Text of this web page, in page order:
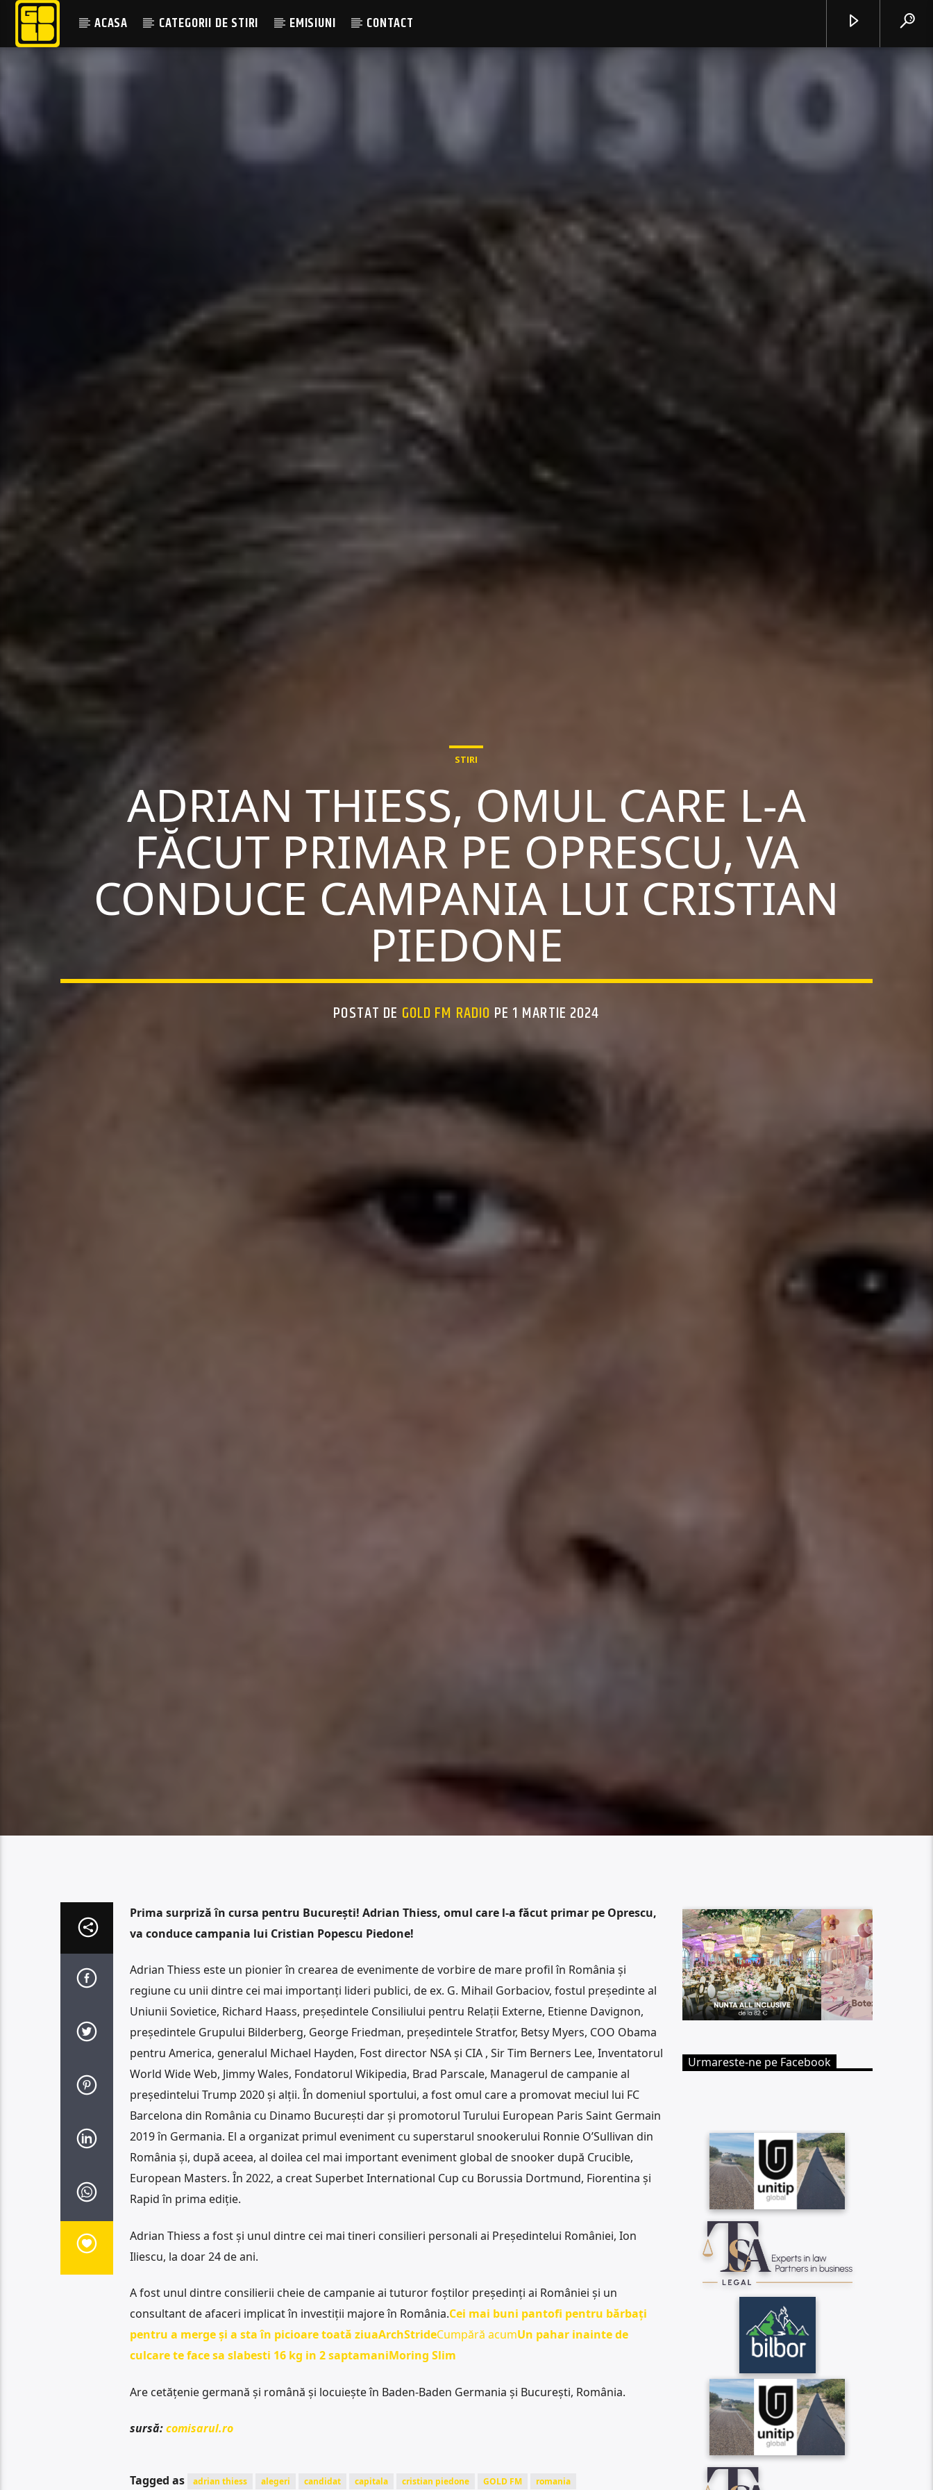
ACASA CATEGORII DE STIRI EMISIUNI CONTACT
STIRI
ADRIAN THIESS, OMUL CARE L-A
FĂCUT PRIMAR PE OPRESCU, VA
CONDUCE CAMPANIA LUI CRISTIAN
PIEDONE
POSTAT DE GOLD FM RADIO PE 1 MARTIE 2024
Prima surpriză în cursa pentru București! Adrian Thiess, omul care l-a făcut primar pe Oprescu,
va conduce campania lui Cristian Popescu Piedone!
Adrian Thiess este un pionier în crearea de evenimente de vorbire de mare profil în România și
regiune cu unii dintre cei mai importanți lideri publici, de ex. G. Mihail Gorbaciov, fostul președinte al
Uniunii Sovietice, Richard Haass, președintele Consiliului pentru Relații Externe, Etienne Davignon,
președintele Grupului Bilderberg, George Friedman, președintele Stratfor, Betsy Myers, COO Obama
pentru America, generalul Michael Hayden, Fost director NSA și CIA , Sir Tim Berners Lee, Inventatorul
World Wide Web, Jimmy Wales, Fondatorul Wikipedia, Brad Parscale, Managerul de campanie al
președintelui Trump 2020 și alții. În domeniul sportului, a fost omul care a promovat meciul lui FC
Barcelona din România cu Dinamo București dar și promotorul Turului European Paris Saint Germain
2019 în Germania. El a organizat primul eveniment cu superstarul snookerului Ronnie O’Sullivan din
România și, după aceea, al doilea cel mai important eveniment global de snooker după Crucible,
European Masters. În 2022, a creat Superbet International Cup cu Borussia Dortmund, Fiorentina și
Rapid în prima ediție.
Adrian Thiess a fost și unul dintre cei mai tineri consilieri personali ai Președintelui României, Ion
Iliescu, la doar 24 de ani.
A fost unul dintre consilierii cheie de campanie ai tuturor foștilor președinți ai României și un
consultant de afaceri implicat în investiții majore în România.Cei mai buni pantofi pentru bărbați
pentru a merge și a sta în picioare toată ziuaArchStrideCumpără acumUn pahar inainte de
culcare te face sa slabesti 16 kg in 2 saptamaniMoring Slim
Are cetățenie germană și română și locuiește în Baden-Baden Germania și București, România.
sursă:comisarul.ro
Tagged as adrian thiess alegeri candidat capitala cristian piedone GOLD FM romania
Urmareste-ne pe Facebook